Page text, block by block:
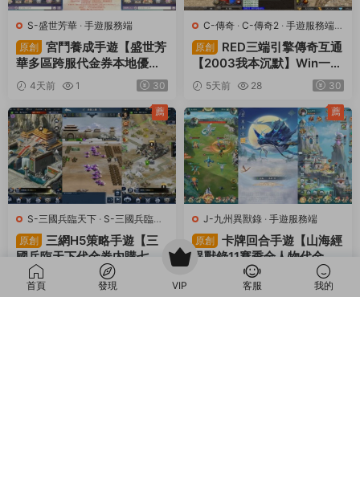
S-盛世芳華 · 手遊服務端
原創
宮鬥養成手遊【盛世芳
華多區跨服代金券本地優化
版】Linux手工服務端+CDK
授權後台+安卓+視頻架設教
程
4天前 1 30
C-傳奇 · C-傳奇2 · 手遊服務端·
端遊服務端
原創
RED三端引擎傳奇互通
【2003我本沉默】Win一鍵
服務端+安卓蘋果PC三端
+視頻架設教程
5天前 28 30
S-三國兵臨天下 · S-三國兵臨天
下· 手遊服務端· 頁遊服務端
原創
三網H5策略手遊【三
國兵臨天下代金券内購七合
修複版】Linux手工服務端
+管理後台+GM授權後台
1周前
薦
J-九州異獸錄 · 手遊服務端
原創
卡牌回合手遊【山海經
異獸錄11賽季全人物代金券
内購版】Win一鍵服務端+授
權GM後台+管理後台+熱更
470 30
薦
首頁 發現 VIP 客服 我的